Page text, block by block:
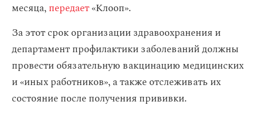
месяца,передает«Клооп».
За этот срок организации здравоохранения и
департамент профилактики заболеваний должны
провести обязательную вакцинацию медицинских
и «иных работников», а также отслеживать их
состояние после получения прививки.